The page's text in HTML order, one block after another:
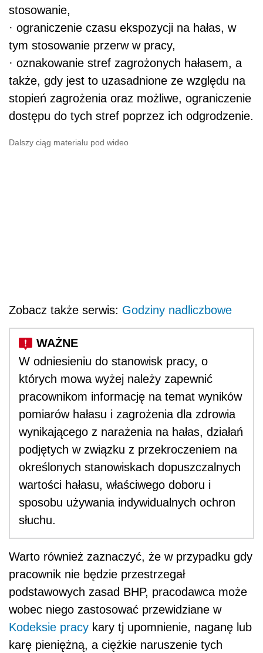
stosowanie,
· ograniczenie czasu ekspozycji na hałas, w
tym stosowanie przerw w pracy,
· oznakowanie stref zagrożonych hałasem, a
także, gdy jest to uzasadnione ze względu na
stopień zagrożenia oraz możliwe, ograniczenie
dostępu do tych stref poprzez ich odgrodzenie.
Dalszy ciąg materiału pod wideo
Zobacz także serwis: Godziny nadliczbowe
W odniesieniu do stanowisk pracy, o
których mowa wyżej należy zapewnić
pracownikom informację na temat wyników
pomiarów hałasu i zagrożenia dla zdrowia
wynikającego z narażenia na hałas, działań
podjętych w związku z przekroczeniem na
określonych stanowiskach dopuszczalnych
wartości hałasu, właściwego doboru i
sposobu używania indywidualnych ochron
słuchu.
Warto również zaznaczyć, że w przypadku gdy
pracownik nie będzie przestrzegał
podstawowych zasad BHP, pracodawca może
wobec niego zastosować przewidziane w
Kodeksie pracy kary tj upomnienie, naganę lub
karę pieniężną, a ciężkie naruszenie tych